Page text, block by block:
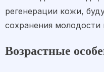
регенерации кожи,
сохранения молодости
Возрастные